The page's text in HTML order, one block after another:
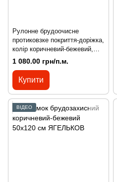
Рулонне брудоочисне
протиковзке покриття-доріжка,
колір коричневий-бежевий,
ЯГЕЛЬ
1 080.00 грн/п.м.
Купити
ВІДЕО